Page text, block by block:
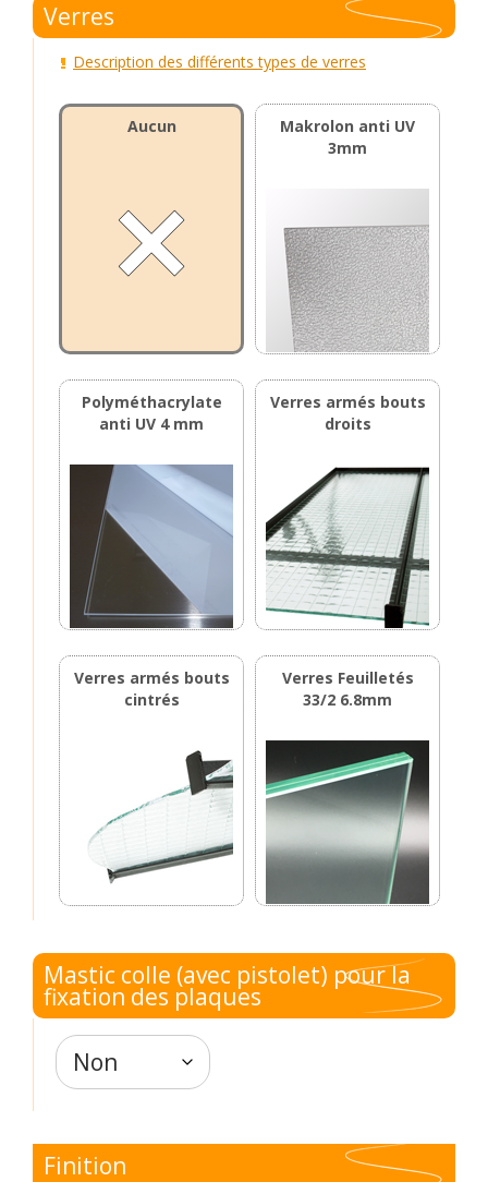
Verres
Description des différents types de verres
Aucun
Makrolon anti UV
3mm
Polyméthacrylate
anti UV 4 mm
Verres armés bouts
droits
Verres armés bouts
cintrés
Verres Feuilletés
33/2 6.8mm
Mastic colle (avec pistolet) pour la
fixation des plaques
Finition